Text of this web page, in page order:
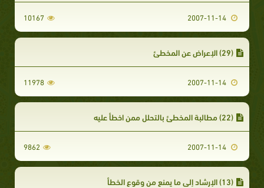
10167
(29) الإعراض عن المخطئ
11978
(22) مطالبة المخطئ بالتحلل ممن اخطأ عليه
9862
(13) الإرشاد إلى ما يمنع من وقوع الخطأ